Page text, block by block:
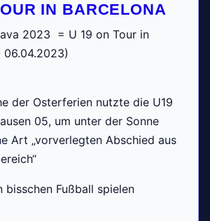
IN BARCELONA
2023 = U 19 on Tour in
06.04.2023)
der Osterferien nutzte die U19
05, um unter der Sonne
Art „vorverlegten Abschied aus
bisschen Fußball spielen